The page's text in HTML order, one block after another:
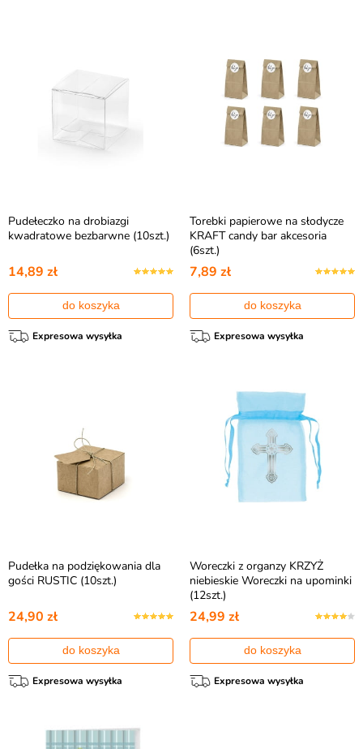
Pudełeczko na drobiazgi
kwadratowe bezbarwne (10szt.)
14,89 zł
do koszyka
Expresowa wysyłka
Torebki papierowe na słodycze
KRAFT candy bar akcesoria
(6szt.)
7,89 zł
do koszyka
Expresowa wysyłka
Pudełka na podziękowania dla
gości RUSTIC (10szt.)
24,90 zł
do koszyka
Expresowa wysyłka
Woreczki z organzy KRZYŻ
niebieskie Woreczki na upominki
(12szt.)
24,99 zł
do koszyka
Expresowa wysyłka